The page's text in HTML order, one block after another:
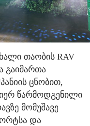
თაობის RAV
გაიმართა
ცნობით,
წარმოდგენილი
მომუშავე
და